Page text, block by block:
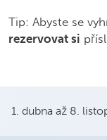
Tip: Abyste se
rezervovat si
1. dubna až 8.